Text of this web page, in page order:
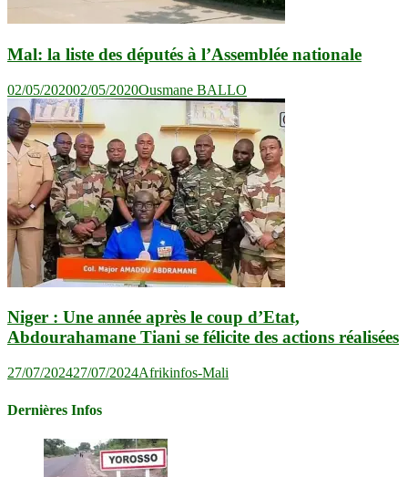
Mal: la liste des députés à l’Assemblée nationale
02/05/202002/05/2020Ousmane BALLO
Niger : Une année après le coup d’Etat,
Abdourahamane Tiani se félicite des actions réalisées
27/07/202427/07/2024Afrikinfos-Mali
Dernières Infos